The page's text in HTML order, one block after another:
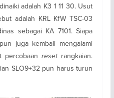
adalah K3 1 11 30. Usut
adalah KRL KfW TSC-03
sebagai KA 7101. Siapa
juga kembali mengalami
percobaanreset rangkaian.
SLO9+32 pun harus turun